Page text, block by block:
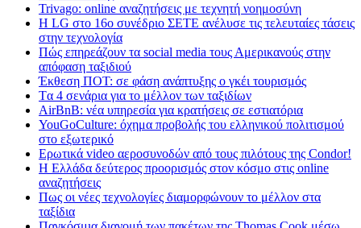
Trivago: online αναζητήσεις με τεχνητή νοημοσύνη
H LG στο 16ο συνέδριο ΣΕΤΕ ανέλυσε τις τελευταίες τάσεις
στην τεχνολογία
Πώς επηρεάζουν τα social media τους Αμερικανούς στην
απόφαση ταξιδιού
Έκθεση ΠΟΤ: σε φάση ανάπτυξης ο γκέι τουρισμός
Tα 4 σενάρια για το μέλλον των ταξιδίων
AirBnB: νέα υπηρεσία για κρατήσεις σε εστιατόρια
YouGoCulture: όχημα προβολής του ελληνικού πολιτισμού
στο εξωτερικό
Eρωτικά video αεροσυνοδών από τους πιλότους της Condor!
Η Ελλάδα δεύτερος προορισμός στον κόσμο στις online
αναζητήσεις
Πως οι νέες τεχνολογίες διαμορφώνουν το μέλλον στα
ταξίδια